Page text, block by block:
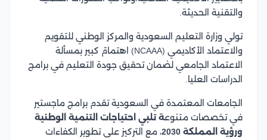
والتقنية الحديثة.
تولي وزارة التعليم السعودية والمركز الوطني للتقويم
والاعتماد الأكاديمي (NCAAA) اهتمامً كبير بمسألة
الاعتماد الجامعي لضمان تحقيق جودة التعليم في برامج
الدراسات العليا.
الجامعات المعتمدة في السعودية تقدم برامج ماجستير
في تخصصات متنوعة تلبي احتياجات التنمية الوطنية
ورؤية المملكة 2030
، مع التركيز على تطوير الكفاءات